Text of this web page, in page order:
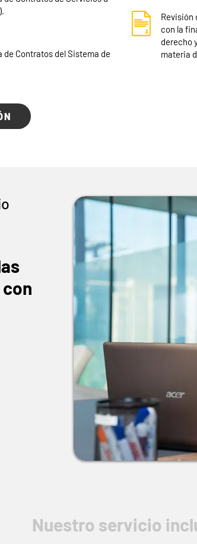
Contratos del Sistema de
Revisión
con la
derecho
materia
Nuestro servicio